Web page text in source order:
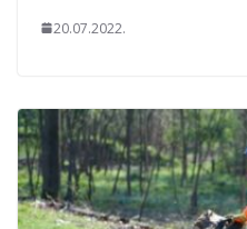
20.07.2022.